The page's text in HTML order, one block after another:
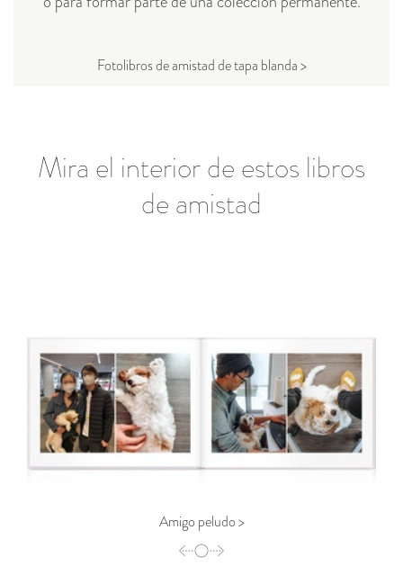
Fotolibros de amistad de tapa blanda >
Mira el interior de estos libros
de amistad
Amigo peludo >